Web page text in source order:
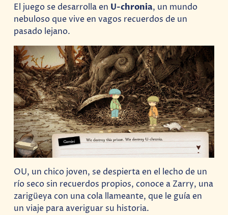
El juego se desarrolla en U-chronia, un mundo
nebuloso que vive en vagos recuerdos de un
pasado lejano.
OU, un chico joven, se despierta en el lecho de un
río seco sin recuerdos propios, conoce a Zarry, una
zarigüeya con una cola llameante, que le guía en
un viaje para averiguar su historia.